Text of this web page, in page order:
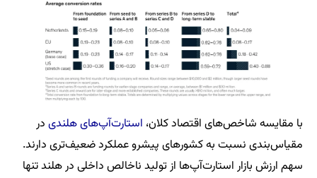
با مقایسه شاخص‌های اقتصاد کلان، استارت‌آپ‌های هلندی در
مقیاس‌بندی نسبت به کشورهای پیشرو عملکرد ضعیف‌تری دارند.
سهم ارزش بازار استارت‌آپ‌ها از تولید ناخالص داخلی در هلند تنها